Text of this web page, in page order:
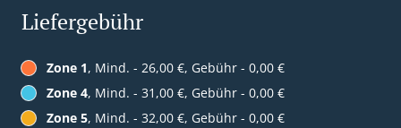
Liefergebühr
Zone 1, Mind. - 26,00 €, Gebühr - 0,00 €
Zone 4, Mind. - 31,00 €, Gebühr - 0,00 €
Zone 5, Mind. - 32,00 €, Gebühr - 0,00 €